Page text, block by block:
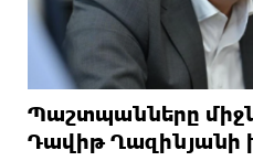
Պաշտպանները
Դավիթ Ղազինյանի